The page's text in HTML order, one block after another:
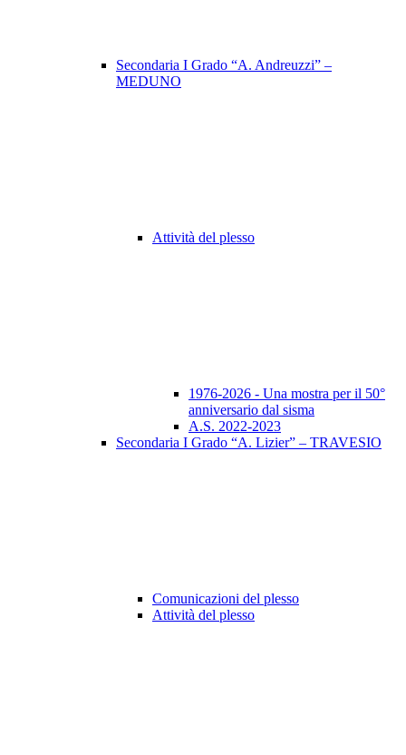
Secondaria I Grado “A. Andreuzzi” –
MEDUNO
Attività del plesso
1976-2026 - Una mostra per il 50°
anniversario dal sisma
A.S. 2022-2023
Secondaria I Grado “A. Lizier” – TRAVESIO
Comunicazioni del plesso
Attività del plesso